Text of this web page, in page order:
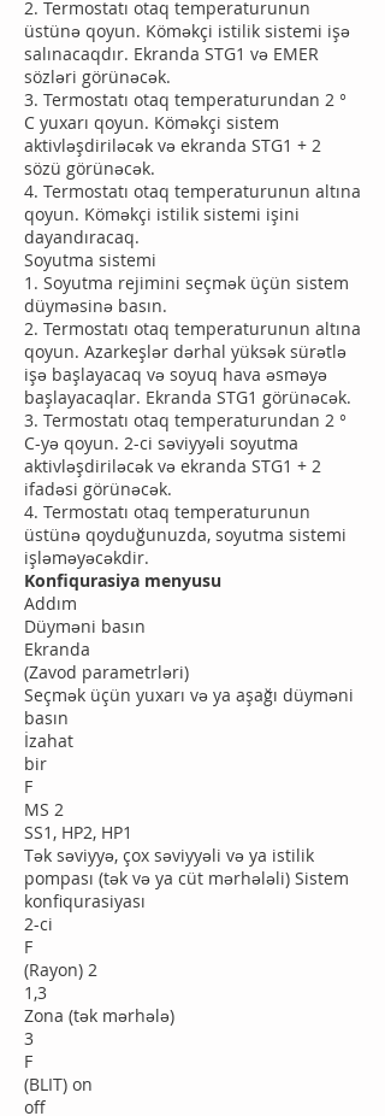
2. Termostatı otaq temperaturunun
üstünə qoyun. Köməkçi istilik sistemi işə
salınacaqdır. Ekranda STG1 və EMER
sözləri görünəcək.
3. Termostatı otaq temperaturundan 2 °
C yuxarı qoyun. Köməkçi sistem
aktivləşdiriləcək və ekranda STG1 + 2
sözü görünəcək.
4. Termostatı otaq temperaturunun altına
qoyun. Köməkçi istilik sistemi işini
dayandıracaq.
Soyutma sistemi
1. Soyutma rejimini seçmək üçün sistem
düyməsinə basın.
2. Termostatı otaq temperaturunun altına
qoyun. Azarkeşlər dərhal yüksək sürətlə
işə başlayacaq və soyuq hava əsməyə
başlayacaqlar. Ekranda STG1 görünəcək.
3. Termostatı otaq temperaturundan 2 °
C-yə qoyun. 2-ci səviyyəli soyutma
aktivləşdiriləcək və ekranda STG1 + 2
ifadəsi görünəcək.
4. Termostatı otaq temperaturunun
üstünə qoyduğunuzda, soyutma sistemi
işləməyəcəkdir.
Konfiqurasiya menyusu
Addım
Düyməni basın
Ekranda
(Zavod parametrləri)
Seçmək üçün yuxarı və ya aşağı düyməni
basın
İzahat
bir
F
MS 2
SS1, HP2, HP1
Tək səviyyə, çox səviyyəli və ya istilik
pompası (tək və ya cüt mərhələli) Sistem
konfiqurasiyası
2-ci
F
(Rayon) 2
1,3
Zona (tək mərhələ)
3
F
(BLIT) on
off